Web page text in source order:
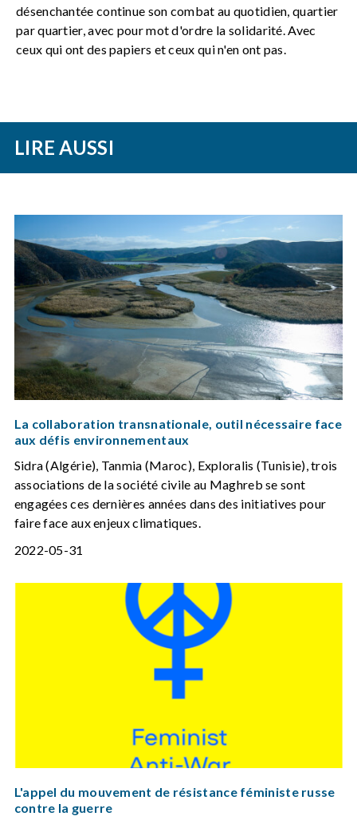
désenchantée continue son combat au quotidien, quartier
par quartier, avec pour mot d'ordre la solidarité. Avec
ceux qui ont des papiers et ceux qui n'en ont pas.
LIRE AUSSI
La collaboration transnationale, outil nécessaire face
aux défis environnementaux
Sidra (Algérie), Tanmia (Maroc), Exploralis (Tunisie), trois
associations de la société civile au Maghreb se sont
engagées ces dernières années dans des initiatives pour
faire face aux enjeux climatiques.
2022-05-31
L'appel du mouvement de résistance féministe russe
contre la guerre